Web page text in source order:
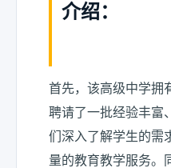
介绍：
首先，该高级中学拥
聘请了一批经验丰富
们深入了解学生的需
量的教育教学服务。